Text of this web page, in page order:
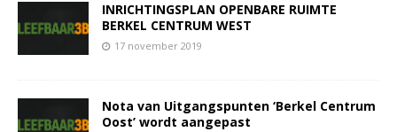
INRICHTINGSPLAN OPENBARE RUIMTE
BERKEL CENTRUM WEST
17 november 2019
Nota van Uitgangspunten ‘Berkel Centrum
Oost’ wordt aangepast